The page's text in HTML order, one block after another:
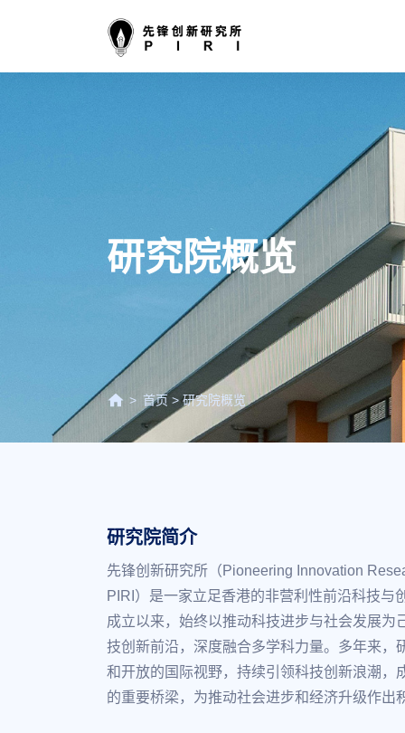
研究院概览
首页 >研究院概览
研究院简介
先锋创新研究所（Pioneering Innovation
PIRI）是一家立足香港的非营利性前沿科技与
成立以来，始终以推动科技进步与社会发展为
技创新前沿，深度融合多学科力量。多年来，
和开放的国际视野，持续引领科技创新浪潮，
的重要桥梁，为推动社会进步和经济升级作出